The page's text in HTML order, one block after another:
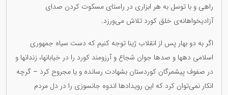
راهی و با توسل بە هر ابزاری در راستای مسکوت کردن صدای
آزادیخواهانەی خلق کورد تلاش می‌ورزد.
اگر بە دو بهار پس از انقلاب ژینا توجە کنیم کە دست سیاه جمهوری
اسلامی دهها و صدها جوان شجاع و آرزومند کورد را در خیابانها، زندانها و
در صفوف پیشمرگان کوردستان بشهادت رساندە و یا مجروح کرد – گرچە
انکار نمی‌توان کرد کە این رویدادها اندوه جانسوزی را در دل مردم